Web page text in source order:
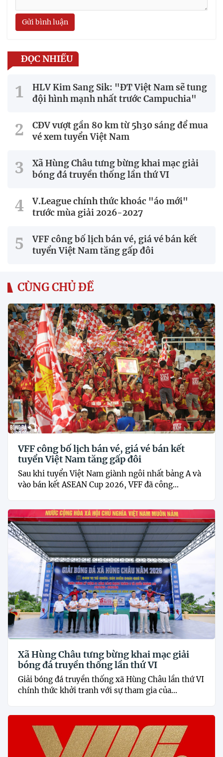
Gửi bình luận
ĐỌC NHIỀU
HLV Kim Sang Sik: "ĐT Việt Nam sẽ tung
đội hình mạnh nhất trước Campuchia"
CĐV vượt gần 80 km từ 5h30 sáng để mua
vé xem tuyển Việt Nam
Xã Hùng Châu tưng bừng khai mạc giải
bóng đá truyền thống lần thứ VI
V.League chính thức khoác "áo mới"
trước mùa giải 2026-2027
VFF công bố lịch bán vé, giá vé bán kết
tuyển Việt Nam tăng gấp đôi
CÙNG CHỦ ĐỀ
VFF công bố lịch bán vé, giá vé bán kết
tuyển Việt Nam tăng gấp đôi
Sau khi tuyển Việt Nam giành ngôi nhất bảng A và
vào bán kết ASEAN Cup 2026, VFF đã công...
Xã Hùng Châu tưng bừng khai mạc giải
bóng đá truyền thống lần thứ VI
Giải bóng đá truyền thống xã Hùng Châu lần thứ VI
chính thức khởi tranh với sự tham gia của...